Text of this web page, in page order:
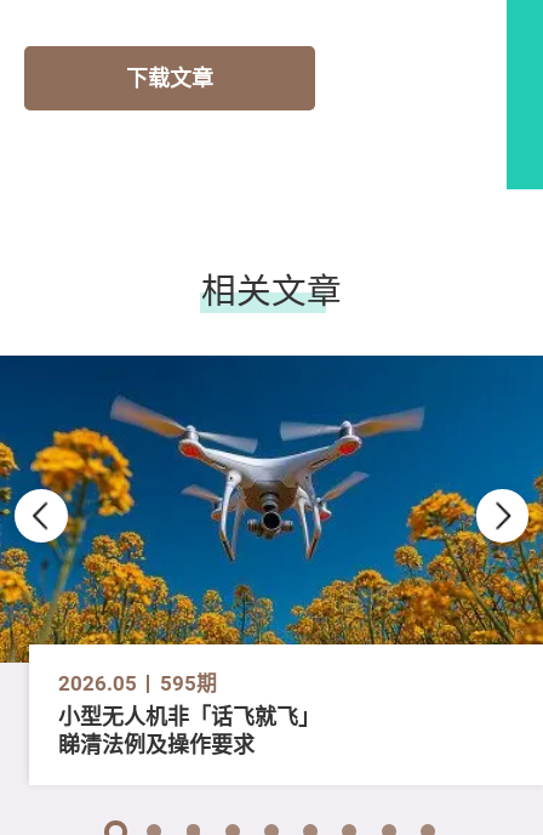
下载文章
相关文章
2026.05 595期
小型无人机非「话飞就飞」
睇清法例及操作要求